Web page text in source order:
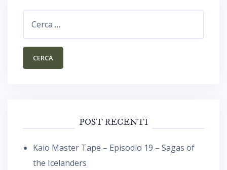
POST RECENTI
Kaio Master Tape – Episodio 19 – Sagas of
the Icelanders